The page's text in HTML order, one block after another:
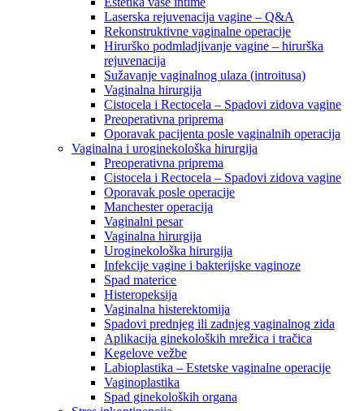
Laserska rejuvenacija vagine – Q&A
Rekonstruktivne vaginalne operacije
Hirurško podmladjivanje vagine – hirurška
rejuvenacija
Sužavanje vaginalnog ulaza (introitusa)
Vaginalna hirurgija
Cistocela i Rectocela – Spadovi zidova vagine
Preoperativna priprema
Oporavak pacijenta posle vaginalnih operacija
Vaginalna i uroginekološka hirurgija
Preoperativna priprema
Cistocela i Rectocela – Spadovi zidova vagine
Oporavak posle operacije
Manchester operacija
Vaginalni pesar
Vaginalna hirurgija
Uroginekološka hirurgija
Infekcije vagine i bakterijske vaginoze
Spad materice
Histeropeksija
Vaginalna histerektomija
Spadovi prednjeg ili zadnjeg vaginalnog zida
Aplikacija ginekoloških mrežica i tračica
Kegelove vežbe
Labioplastika – Estetske vaginalne operacije
Vaginoplastika
Spad ginekoloških organa